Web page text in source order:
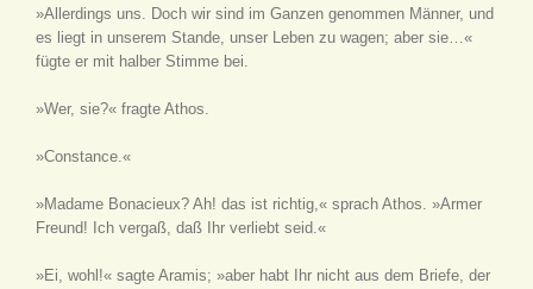
»Allerdings uns. Doch wir sind im Ganzen genommen Männer, und
es liegt in unserem Stande, unser Leben zu wagen; aber sie…«
fügte er mit halber Stimme bei.
»Wer, sie?« fragte Athos.
»Constance.«
»Madame Bonacieux? Ah! das ist richtig,« sprach Athos. »Armer
Freund! Ich vergaß, daß Ihr verliebt seid.«
»Ei, wohl!« sagte Aramis; »aber habt Ihr nicht aus dem Briefe, der